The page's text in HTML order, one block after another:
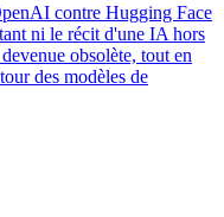
contre Hugging Face
ni le récit d'une IA hors
obsolète, tout en
des modèles de